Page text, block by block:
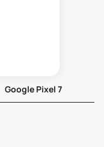
Google Pixel 7